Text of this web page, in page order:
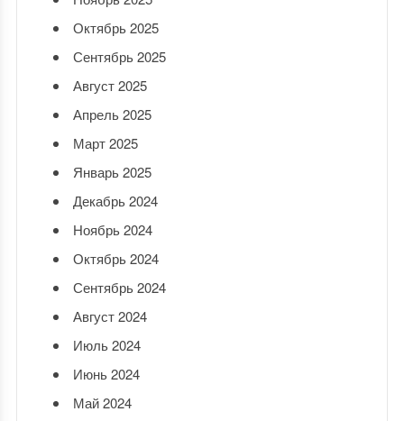
Октябрь 2025
Сентябрь 2025
Август 2025
Апрель 2025
Март 2025
Январь 2025
Декабрь 2024
Ноябрь 2024
Октябрь 2024
Сентябрь 2024
Август 2024
Июль 2024
Июнь 2024
Май 2024